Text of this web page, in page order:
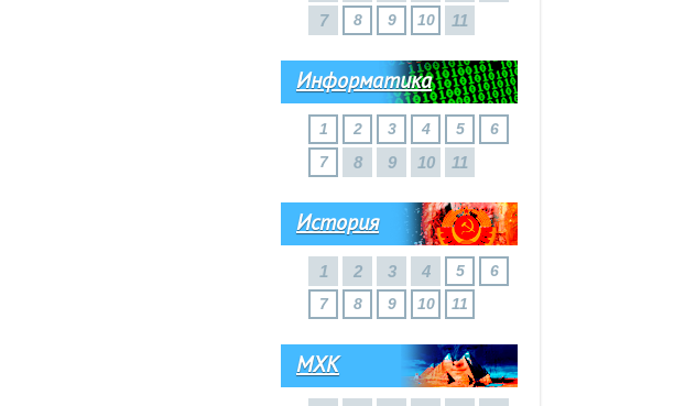
7
8 9 10 11
Информатика
1 2 3 4 5
6
7
8 9 10 11
История
1 2 3 4 5
6
7
8 9 10 11
МХК